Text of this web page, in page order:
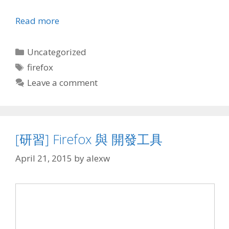
Read more
Categories
Uncategorized
Tags
firefox
Leave a comment
[研習] Firefox 與 開發工具
April 21, 2015 byalexw